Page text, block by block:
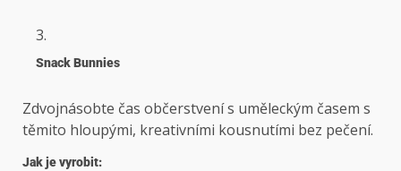
Snack Bunnies
Zdvojnásobte čas občerstvení s uměleckým časem s
těmito hloupými, kreativními kousnutími bez pečení.
Jak je vyrobit: